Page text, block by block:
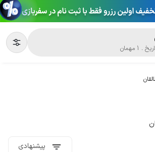
.
1 مهمان
پیشنهادی